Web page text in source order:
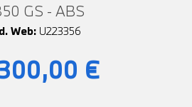
GS - ABS
Web: U223356
€